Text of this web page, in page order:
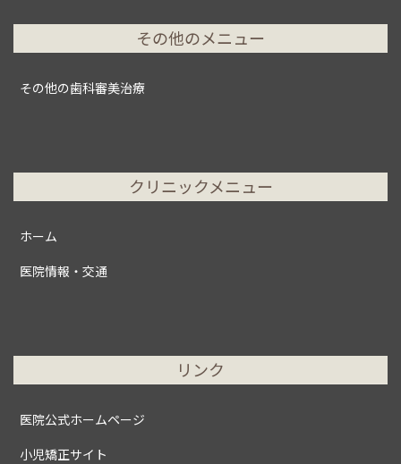
その他のメニュー
その他の歯科審美治療
クリニックメニュー
ホーム
医院情報・交通
リンク
医院公式ホームページ
小児矯正サイト